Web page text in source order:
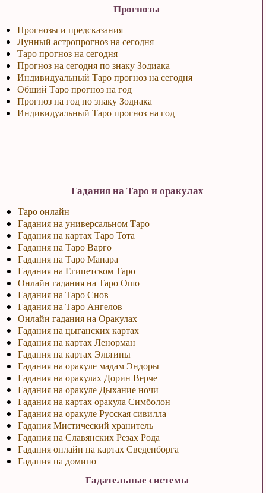
Прогнозы
Прогнозы и предсказания
Лунный астропрогноз на сегодня
Таро прогноз на сегодня
Прогноз на сегодня по знаку Зодиака
Индивидуальный Таро прогноз на сегодня
Общий Таро прогноз на год
Прогноз на год по знаку Зодиака
Индивидуальный Таро прогноз на год
Гадания на Таро и оракулах
Таро онлайн
Гадания на универсальном Таро
Гадания на картах Таро Тота
Гадания на Таро Варго
Гадания на Таро Манара
Гадания на Египетском Таро
Онлайн гадания на Таро Ошо
Гадания на Таро Снов
Гадания на Таро Ангелов
Онлайн гадания на Оракулах
Гадания на цыганских картах
Гадания на картах Ленорман
Гадания на картах Эльтины
Гадания на оракуле мадам Эндоры
Гадания на оракулах Дорин Верче
Гадания на оракуле Дыхание ночи
Гадания на картах оракула Симболон
Гадания на оракуле Русская сивилла
Гадания Мистический хранитель
Гадания на Славянских Резах Рода
Гадания онлайн на картах Сведенборга
Гадания на домино
Гадательные системы